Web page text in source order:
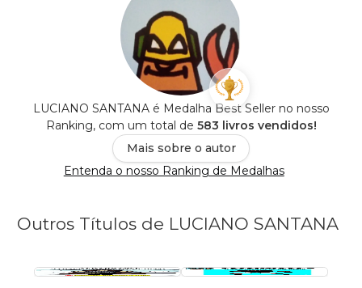
LUCIANO SANTANA é Medalha Best Seller no nosso
Ranking, com um total de 583 livros vendidos!
Mais sobre o autor
Entenda o nosso Ranking de Medalhas
Outros Títulos de LUCIANO SANTANA